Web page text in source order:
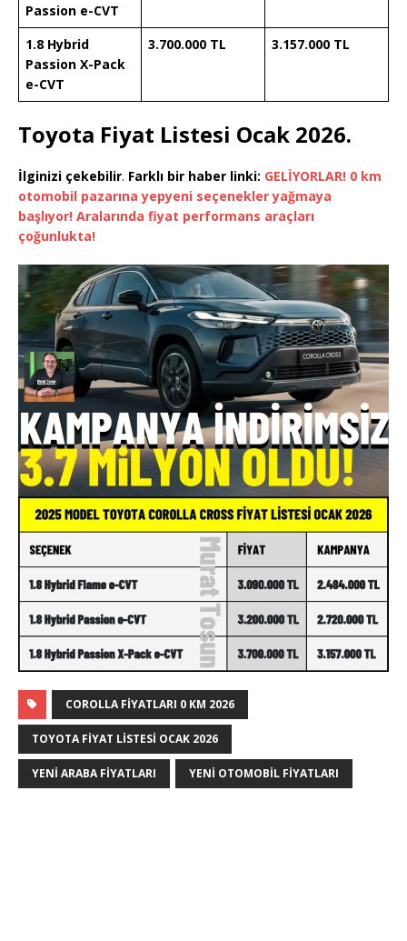
Passion e-CVT
1.8 Hybrid
Passion X-Pack
e-CVT
3.700.000 TL 3.157.000 TL
Toyota Fiyat Listesi Ocak 2026.
İlginizi çekebilir. Farklı bir haber linki: GELİYORLAR! 0 km
otomobil pazarına yepyeni seçenekler yağmaya
başlıyor! Aralarında fiyat performans araçları
çoğunlukta!
COROLLA FIYATLARI 0 KM 2026
TOYOTA FIYAT LISTESI OCAK 2026
YENI ARABA FIYATLARI YENI OTOMOBIL FIYATLARI